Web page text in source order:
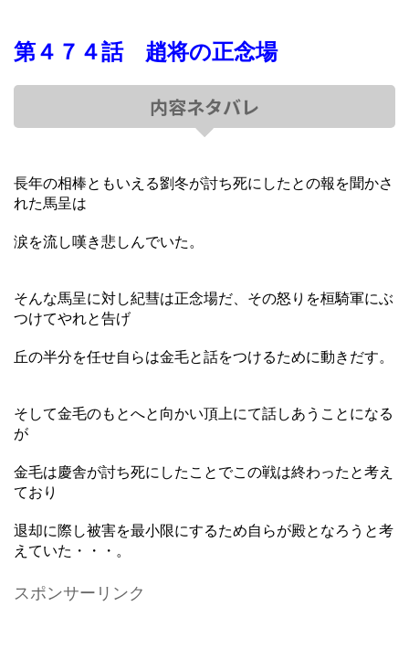
第４７４話 趙将の正念場
内容ネタバレ
長年の相棒ともいえる劉冬が討ち死にしたとの報を聞かさ
れた馬呈は
涙を流し嘆き悲しんでいた。
そんな馬呈に対し紀彗は正念場だ、その怒りを桓騎軍にぶ
つけてやれと告げ
丘の半分を任せ自らは金毛と話をつけるために動きだす。
そして金毛のもとへと向かい頂上にて話しあうことになる
が
金毛は慶舎が討ち死にしたことでこの戦は終わったと考え
ており
退却に際し被害を最小限にするため自らが殿となろうと考
えていた・・・。
スポンサーリンク